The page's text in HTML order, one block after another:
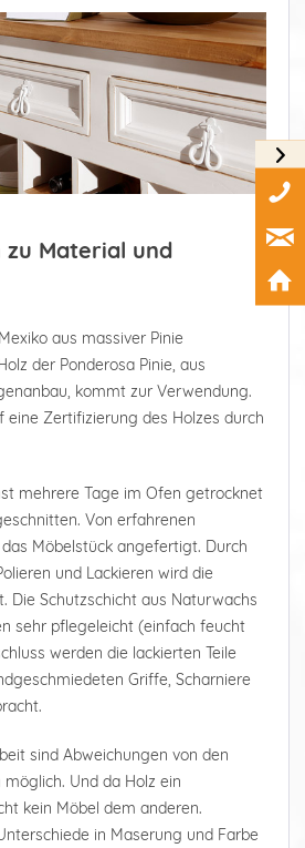
Material und
aus massiver Pinie
der Ponderosa Pinie, aus
kommt zur Verwendung.
eine Zertifizierung des Holzes durch
mehrere Tage im Ofen getrocknet
Von erfahrenen
Möbelstück angefertigt. Durch
und Lackieren wird die
Die Schutzschicht aus Naturwachs
sehr pflegeleicht (einfach feucht
werden die lackierten Teile
Griffe, Scharniere
sind Abweichungen von den
Und da Holz ein
kein Möbel dem anderen.
in Maserung und Farbe